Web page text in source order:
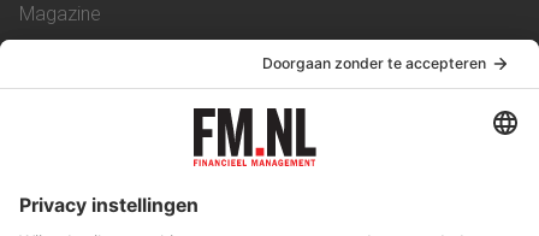
Magazine
Service & Contact
Werken bij ons